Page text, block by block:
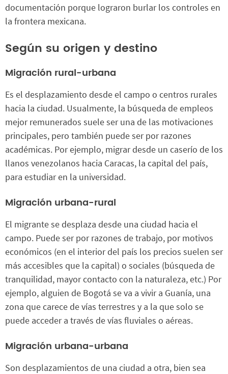
documentación porque lograron burlar los controles en
la frontera mexicana.
Según su origen y destino
Migración rural-urbana
Es el desplazamiento desde el campo o centros rurales
hacia la ciudad. Usualmente, la búsqueda de empleos
mejor remunerados suele ser una de las motivaciones
principales, pero también puede ser por razones
académicas. Por ejemplo, migrar desde un caserío de los
llanos venezolanos hacia Caracas, la capital del país,
para estudiar en la universidad.
Migración urbana-rural
El migrante se desplaza desde una ciudad hacia el
campo. Puede ser por razones de trabajo, por motivos
económicos (en el interior del país los precios suelen ser
más accesibles que la capital) o sociales (búsqueda de
tranquilidad, mayor contacto con la naturaleza, etc.) Por
ejemplo, alguien de Bogotá se va a vivir a Guanía, una
zona que carece de vías terrestres y a la que solo se
puede acceder a través de vías fluviales o aéreas.
Migración urbana-urbana
Son desplazamientos de una ciudad a otra, bien sea